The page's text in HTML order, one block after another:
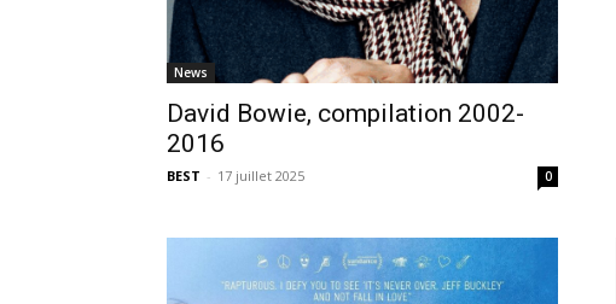
News
David Bowie, compilation 2002-
2016
BEST - 17 juillet 2025 0